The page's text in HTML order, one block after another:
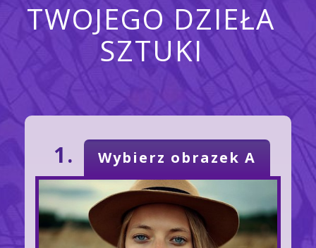
TWOJEGO DZIEŁA
SZTUKI
1. Wybierz obrazek A